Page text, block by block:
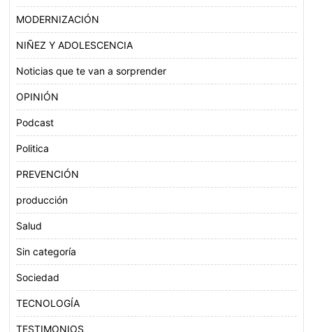
MODERNIZACIÓN
NIÑEZ Y ADOLESCENCIA
Noticias que te van a sorprender
OPINIÓN
Podcast
Politica
PREVENCIÓN
producción
Salud
Sin categoría
Sociedad
TECNOLOGÍA
TESTIMONIOS